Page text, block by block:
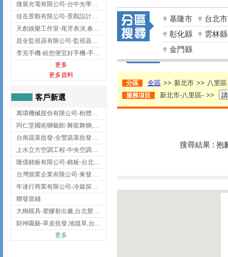
微展光電有限公司-台中光學鍍膜,optical filter taiwan,台灣光學鍍膜
佳岳景觀有限公司-景觀設計公司,台北景觀設計,台北景觀工程,中山區景觀設計
天創娛樂工作室-尾牙表演,春酒表演,板橋尾牙表演
昌全監視器有限公司-監視器安裝,高雄監視器安裝,鳳山區監視器安裝
李克手機-給您便宜好手機-手機收購,屏東手機收購
更多
更多資料
客戶新選
萬環機械股份有限公司-粉體塗裝設備,輸送機,輸送機設備,台南輸送機
同仁堂國術獅藝館-舞龍舞獅,台中舞龍舞獅
台南蔬菜批發-全豐蔬菜批發專送/台南蔬菜箱宅配到府
上水立方空調工程-中央空調規劃,台北中央空調規劃
隆億銘板有限公司-銘板-台北銘板-板橋銘板
台灣袋業企業有限公司-東發企業社/台中太空袋/太空包
年達行商業有限公司-冷媒探漏儀,壓力錶組,真空泵浦,台北冷凍空調材料
聯發當鋪
大桐模具-塑膠射出廠,台北塑膠射出廠
財神園藝-草皮批發,地毯草,台北草,彰化地毯草,彰化台北草
更多
基隆市
台北市
彰化縣
雲林縣
金門縣
分區 全區 >> 新北市 >> 八里區
服務項目 新北市-八里區- >>
搜尋結果 : 抱